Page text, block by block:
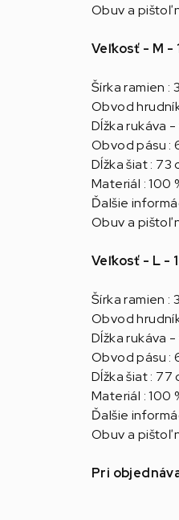
Obuv a pištoľ
Veľkosť - M -
Šírka ramien :
Obvod
Dĺžka rukáva
Obvod pásu :
Dĺžka šiat : 73
Materiál : 100
Ďalšie
Obuv a pištoľ
Veľkosť - L -
Šírka ramien :
Obvod
Dĺžka rukáva -
Obvod pásu :
Dĺžka šiat : 77
Materiál : 100
Ďalšie
Obuv a pištoľ
Pri